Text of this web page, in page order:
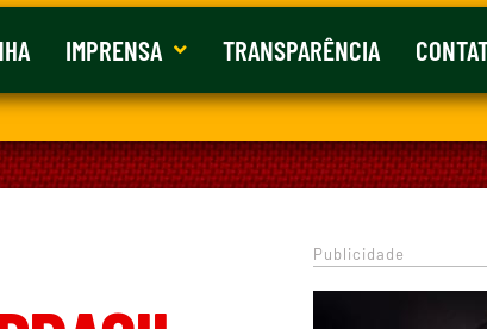
IMPRENSA TRANSPARÊNCIA
Publicidade